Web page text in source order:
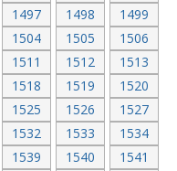
1497 1498
1499
1504 1505
1506
1511 1512
1513
1518 1519
1520
1525 1526
1527
1532 1533
1534
1539 1540
1541